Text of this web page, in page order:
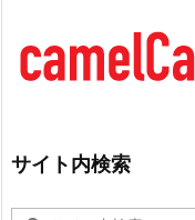
サイト内検索